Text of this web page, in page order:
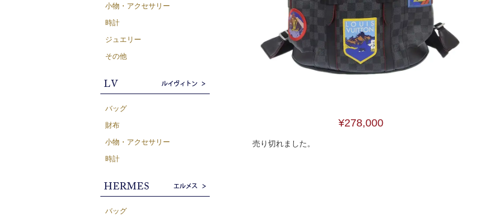
¥278,000
売り切れました。
小物・アクセサリー
時計
ジュエリー
その他
バッグ
財布
小物・アクセサリー
時計
バッグ